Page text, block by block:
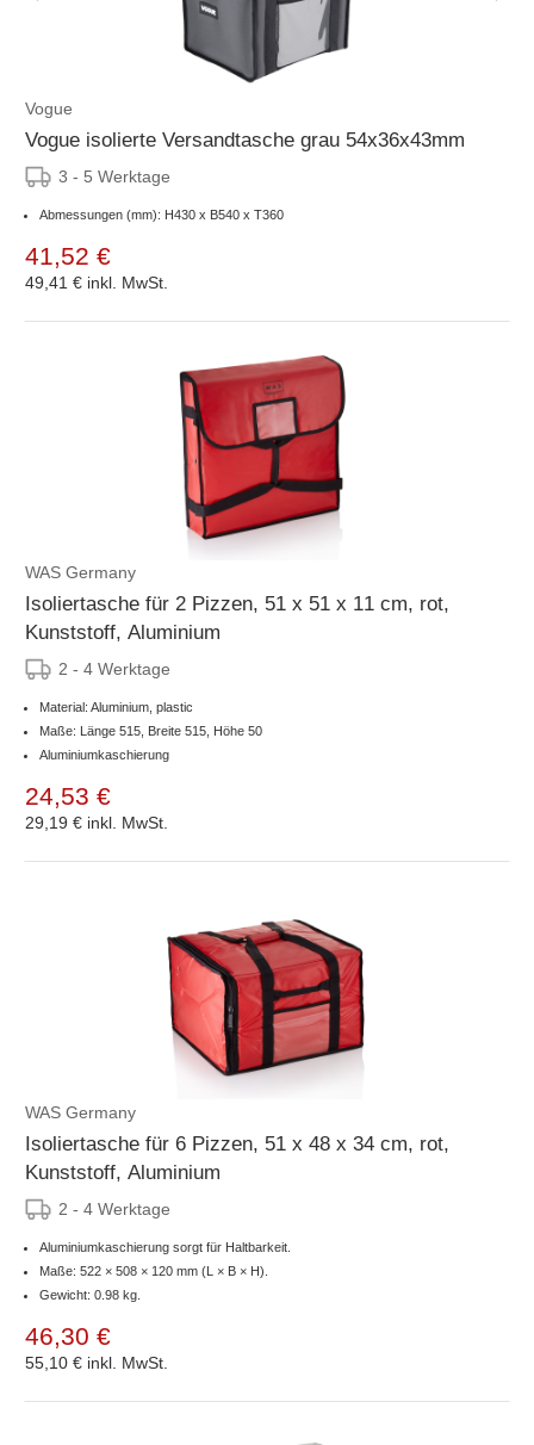
Vogue
Vogue isolierte Versandtasche grau 54x36x43mm
3 - 5 Werktage
Abmessungen (mm): H430 x B540 x T360
41,52 €
49,41 € inkl. MwSt.
WAS Germany
Isoliertasche für 2 Pizzen, 51 x 51 x 11 cm, rot,
Kunststoff, Aluminium
2 - 4 Werktage
Material: Aluminium, plastic
Maße: Länge 515, Breite 515, Höhe 50
Aluminiumkaschierung
24,53 €
29,19 € inkl. MwSt.
WAS Germany
Isoliertasche für 6 Pizzen, 51 x 48 x 34 cm, rot,
Kunststoff, Aluminium
2 - 4 Werktage
Aluminiumkaschierung sorgt für Haltbarkeit.
Maße: 522 × 508 × 120 mm (L × B × H).
Gewicht: 0.98 kg.
46,30 €
55,10 € inkl. MwSt.